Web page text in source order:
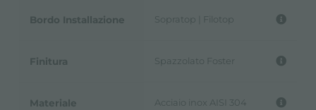
Bordo Installazione Sopratop | Filotop
Finitura Spazzolato Foster
Materiale Acciaio inox AISI 304